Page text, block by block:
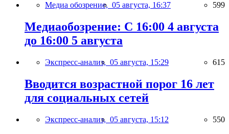
Медиа обозрение, 05 августа, 16:37 599
Медиаобозрение: С 16:00 4 августа
до 16:00 5 августа
Экспресс-анализ, 05 августа, 15:29 615
Вводится возрастной порог 16 лет
для социальных сетей
Экспресс-анализ, 05 августа, 15:12 550